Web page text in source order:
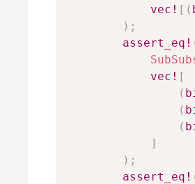
vec! [ (
) ;
assert_eq!
vec! [
(
(
(
]
) ;
assert_eq!